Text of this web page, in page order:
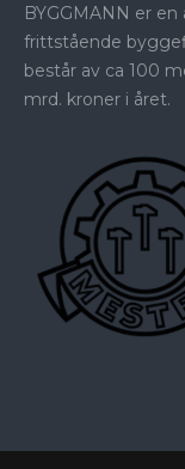
BYGGMANN er
frittstående
består av ca 100
mrd. kroner i året.